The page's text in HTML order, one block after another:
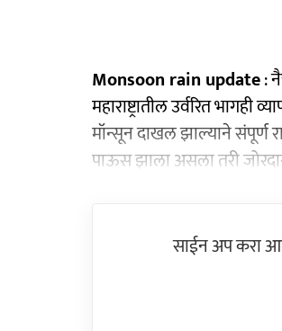
Monsoon rain update:
महाराष्ट्रातील उर्वरित भागही
मॉन्सून दाखल झाल्याने संपूर्ण
पाऊस झाला असला तरी
साईन अप करा